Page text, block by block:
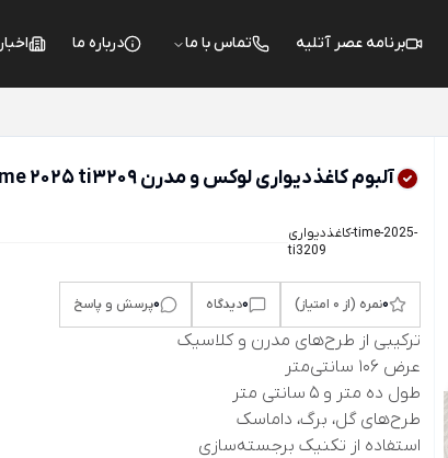
برنامه عصر آتلیه تماس با ما درباره ما
آلبوم کاغذدیواری لوکس و مدرن Time 2025 ti3209
کاغذدیواری-time-2025-
ti3209
0نمره (از 0 امتیاز) 0دیدگاه 0پرسش و پاسخ
ترکیبی از طرح‌های مدرن و کلاسیک
عرض 106 سانتی‌متر
طول ده متر و 5 سانتی متر
طرح‌های گل، برگ، داماسک
استفاده از تکنیک برجسته‌سازی